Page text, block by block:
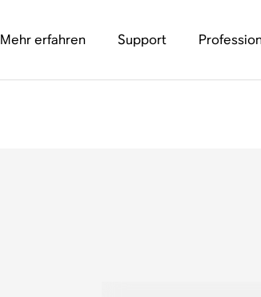
Mehr erfahren Support